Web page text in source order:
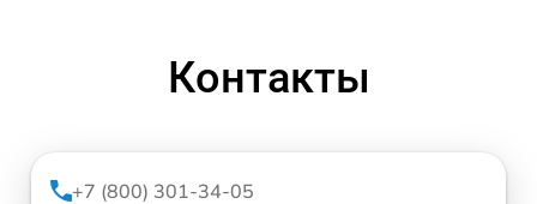
Контакты
+7 (800) 301-34-05